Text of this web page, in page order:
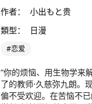
作者：
小出もと贵
類型：
日漫
#恋爱
“你的烦恼、用生物学来
了的教师·久慈弥九朗。
偏不受欢迎。在苦恼不